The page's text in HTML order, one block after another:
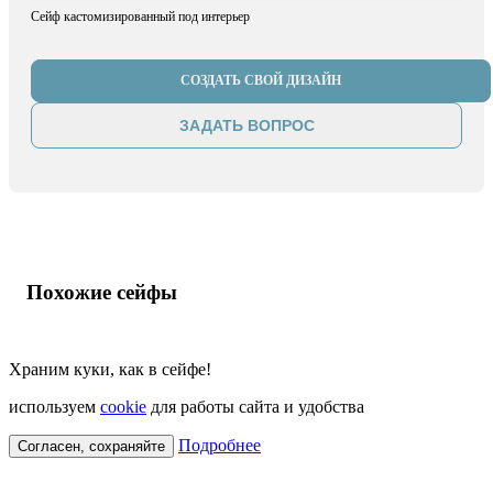
Сейф кастомизированный под интерьер
СОЗДАТЬ СВОЙ ДИЗАЙН
ЗАДАТЬ ВОПРОС
Похожие сейфы
Храним куки, как в сейфе!
используем cookie для работы сайта и удобства
Согласен, сохраняйте Подробнее